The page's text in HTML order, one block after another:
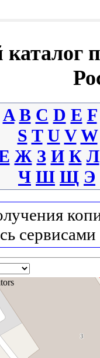
A B C D E F
S T U V W
Ж З И К Л
Ч Ш Щ Э
сервисами